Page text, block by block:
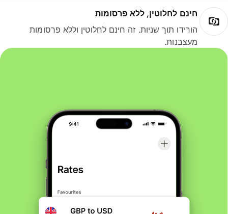
חינם לחלוטין, ללא פרסומות
הורידו תוך שניות. זה חינם לחלוטין וללא פרסומות
מעצבנות.